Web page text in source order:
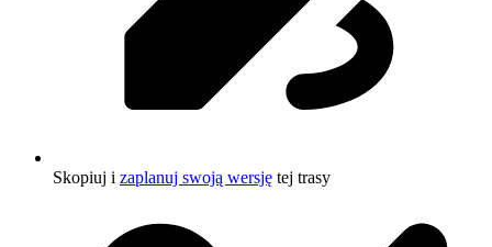
Skopiuj i zaplanuj swoją wersję tej trasy